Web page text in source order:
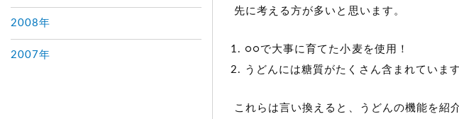
先に考える方が多いと思います。
○○で大事に育てた小麦を使用！
うどんには糖質がたくさん含まれています
これらは言い換えると、うどんの機能を紹
2008年
2007年